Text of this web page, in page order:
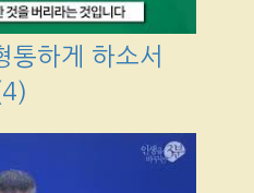
통하게 하소서